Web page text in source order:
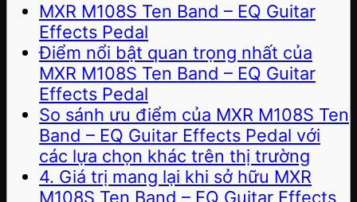
MXR M108S Ten Band – EQ Guitar
Effects Pedal
Điểm nổi bật quan trọng nhất của
MXR M108S Ten Band – EQ Guitar
Effects Pedal
So sánh ưu điểm của MXR M108S Ten
Band – EQ Guitar Effects Pedal với
các lựa chọn khác trên thị trường
4. Giá trị mang lại khi sở hữu MXR
M108S Ten Band – EQ Guitar Effects